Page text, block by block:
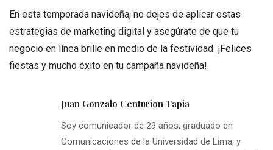
En esta temporada navideña, no dejes de aplicar estas
estrategias de marketing digital y asegúrate de que tu
negocio en línea brille en medio de la festividad. ¡Felices
fiestas y mucho éxito en tu campaña navideña!
Juan Gonzalo Centurion Tapia
Soy comunicador de 29 años, graduado en
Comunicaciones de la Universidad de Lima, y